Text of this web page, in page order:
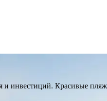
инвестиций. Красивые